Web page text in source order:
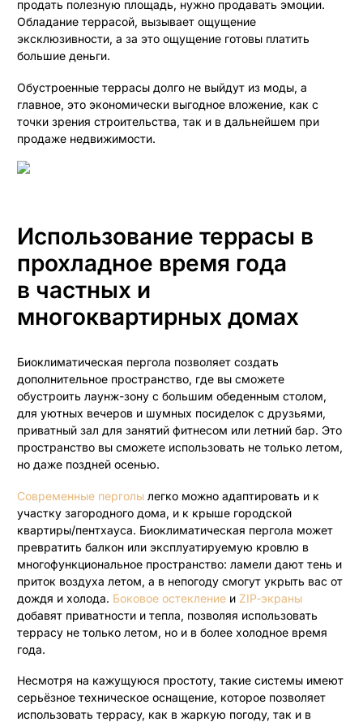
продать полезную площадь, нужно продавать эмоции.
Обладание террасой, вызывает ощущение
эксклюзивности, а за это ощущение готовы платить
большие деньги.
Обустроенные террасы долго не выйдут из моды, а
главное, это экономически выгодное вложение, как с
точки зрения строительства, так и в дальнейшем при
продаже недвижимости.
Использование террасы в
прохладное время года
в частных и
многоквартирных домах
Биоклиматическая пергола позволяет создать
дополнительное пространство, где вы сможете
обустроить лаунж-зону с большим обеденным столом,
для уютных вечеров и шумных посиделок с друзьями,
приватный зал для занятий фитнесом или летний бар. Это
пространство вы сможете использовать не только летом,
но даже поздней осенью.
Современные перголы легко можно адаптировать и к
участку загородного дома, и к крыше городской
квартиры/пентхауса. Биоклиматическая пергола может
превратить балкон или эксплуатируемую кровлю в
многофункциональное пространство: ламели дают тень и
приток воздуха летом, а в непогоду смогут укрыть вас от
дождя и холода. Боковое остекление и ZIP‑экраны
добавят приватности и тепла, позволяя использовать
террасу не только летом, но и в более холодное время
года.
Несмотря на кажущуюся простоту, такие системы имеют
серьёзное техническое оснащение, которое позволяет
использовать террасу, как в жаркую погоду, так и в